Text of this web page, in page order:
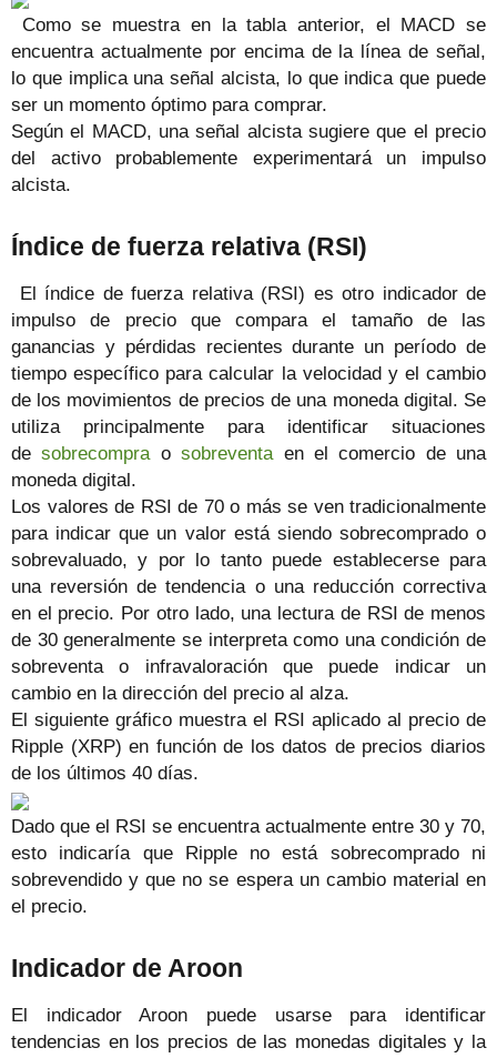
Como se muestra en la tabla anterior, el MACD se
encuentra actualmente por encima de la línea de señal,
lo que implica una señal alcista, lo que indica que puede
ser un momento óptimo para comprar.
Según el MACD, una señal alcista sugiere que el precio
del activo probablemente experimentará un impulso
alcista.
Índice de fuerza relativa (RSI)
El índice de fuerza relativa (RSI) es otro indicador de
impulso de precio que compara el tamaño de las
ganancias y pérdidas recientes durante un período de
tiempo específico para calcular la velocidad y el cambio
de los movimientos de precios de una moneda digital. Se
utiliza principalmente para identificar situaciones
desobrecompraosobreventaen el comercio de una
moneda digital.
Los valores de RSI de 70 o más se ven tradicionalmente
para indicar que un valor está siendo sobrecomprado o
sobrevaluado, y por lo tanto puede establecerse para
una reversión de tendencia o una reducción correctiva
en el precio. Por otro lado, una lectura de RSI de menos
de 30 generalmente se interpreta como una condición de
sobreventa o infravaloración que puede indicar un
cambio en la dirección del precio al alza.
El siguiente gráfico muestra el RSI aplicado al precio de
Ripple (XRP) en función de los datos de precios diarios
de los últimos 40 días.
Dado que el RSI se encuentra actualmente entre 30 y 70,
esto indicaría que Ripple no está sobrecomprado ni
sobrevendido y que no se espera un cambio material en
el precio.
Indicador de Aroon
El indicador Aroon puede usarse para identificar
tendencias en los precios de las monedas digitales y la